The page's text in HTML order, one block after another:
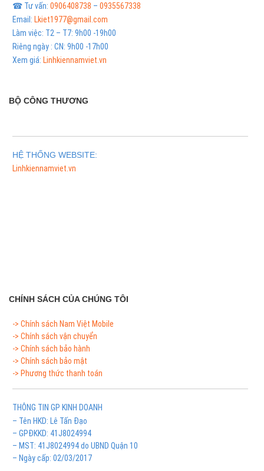
☎ Tư vấn: 0906408738 – 0935567338
Email: Lkiet1977@gmail.com
Làm việc: T2 – T7: 9h00 -19h00
Riêng ngày : CN: 9h00 -17h00
Xem giá: Linhkiennamviet.vn
BỘ CÔNG THƯƠNG
HỆ THỐNG WEBSITE:
Linhkiennamviet.vn
CHÍNH SÁCH CỦA CHÚNG TÔI
-> Chính sách Nam Việt Mobile
-> Chính sách vận chuyển
-> Chính sách bảo hành
-> Chính sách bảo mật
-> Phương thức thanh toán
THÔNG TIN GP KINH DOANH
– Tên HKD: Lê Tấn Đạo
– GPĐKKD: 41J8024994
– MST: 41J8024994 do UBND Quận 10
– Ngày cấp: 02/03/2017